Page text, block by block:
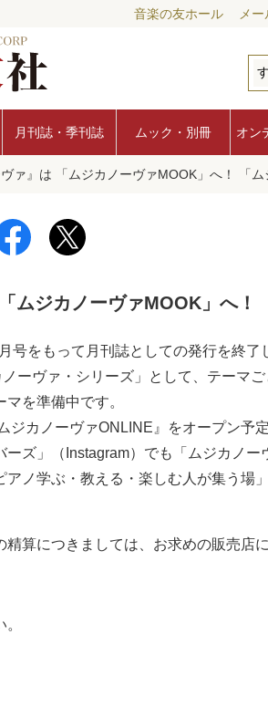
音楽の友ホール メ
月刊誌・季刊誌 ムック・別冊 オン
ァ』は 「ムジカノーヴァMOOK」へ！ 「
ムジカノーヴァMOOK」へ！
をもって月刊誌としての発行を終
ーヴァ・シリーズ」として、テーマ
を準備中です。
カノーヴァONLINE』をオープン予
ズ」（Instagram）でも「ムジカノー
ノ学ぶ・教える・楽しむ人が集う場
算につきましては、お求めの販売店